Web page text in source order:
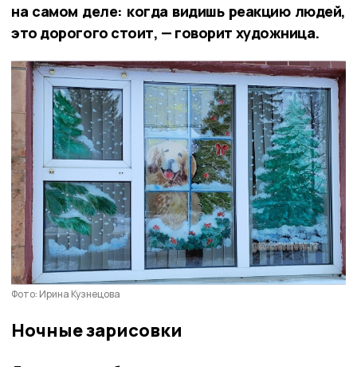
на самом деле: когда видишь реакцию людей,
это дорогого стоит, — говорит художница.
Фото: Ирина Кузнецова
Ночные зарисовки